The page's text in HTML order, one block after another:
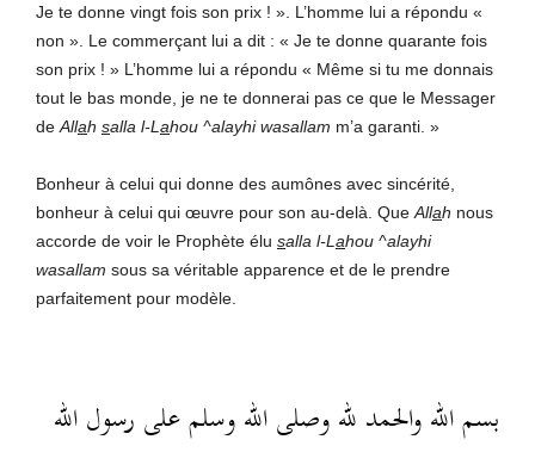
Je te donne vingt fois son prix ! ». L’homme lui a répondu «
non ». Le commerçant lui a dit : « Je te donne quarante fois
son prix ! » L’homme lui a répondu « Même si tu me donnais
tout le bas monde, je ne te donnerai pas ce que le Messager
de Allah salla l-L ahou ^alayhi wasallam m’a garanti. »
Bonheur à celui qui donne des aumônes avec sincérité,
bonheur à celui qui œuvre pour son au-delà. Que Allah nous
accorde de voir le Prophète élu salla l-L ahou ^alayhi
wasallam sous sa véritable apparence et de le prendre
parfaitement pour modèle.
بسم الله والحمد لله وصلى الله وسلم على رسول الله